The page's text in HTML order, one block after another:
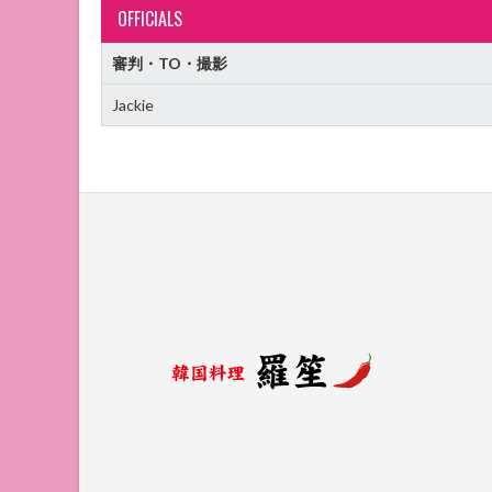
OFFICIALS
審判・TO・撮影
Jackie